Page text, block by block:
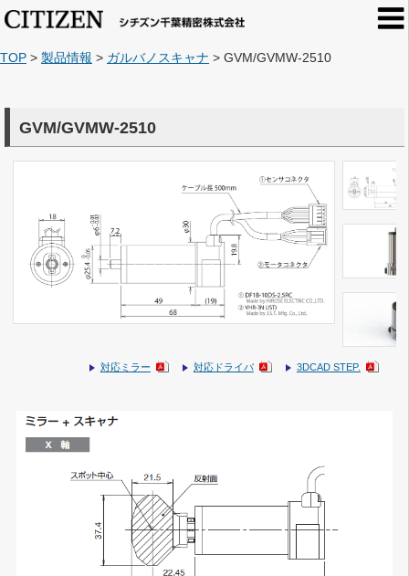
TOP > 製品情報 > ガルバノスキャナ > GVM/GVMW-2510
GVM/GVMW-2510
対応ミラー 対応ドライバ 3DCAD STEP.